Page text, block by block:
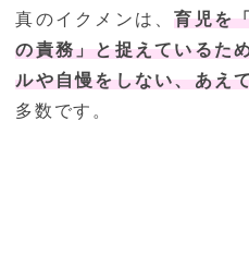
真のイクメンは、育児を
の責務」と捉えているた
ルや自慢をしない、あえ
多数です。